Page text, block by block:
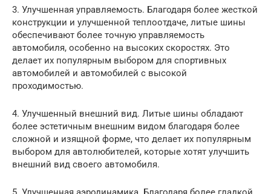
3. Улучшенная управляемость. Благодаря более жесткой
конструкции и улучшенной теплоотдаче, литые шины
обеспечивают более точную управляемость
автомобиля, особенно на высоких скоростях. Это
делает их популярным выбором для спортивных
автомобилей и автомобилей с высокой
проходимостью.
4. Улучшенный внешний вид. Литые шины обладают
более эстетичным внешним видом благодаря более
сложной и изящной форме, что делает их популярным
выбором для автолюбителей, которые хотят улучшить
внешний вид своего автомобиля.